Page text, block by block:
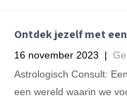
Ontdek jezelf met
16 november 2023 |
Astrologisch Consult:
een wereld waarin we